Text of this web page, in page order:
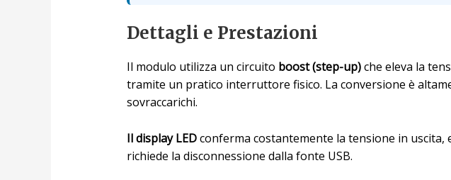
Dettagli e Prestazioni
Il modulo utilizza un circuito boost (step-up)che eleva la
tramite un pratico interruttore fisico. La conversione è
sovraccarichi.
Il display LEDconferma costantemente la tensione in
richiede la disconnessione dalla fonte USB.